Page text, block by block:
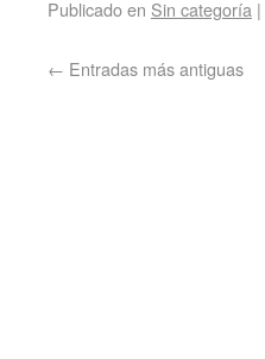
Publicado en Sin categoría |
← Entradas más antiguas